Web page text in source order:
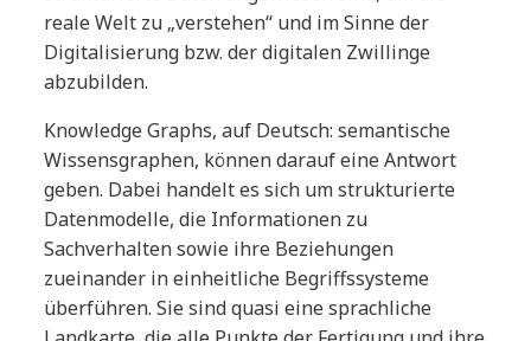
reale Welt zu „verstehen“ und im Sinne der
Digitalisierung bzw. der digitalen Zwillinge
abzubilden.
Knowledge Graphs, auf Deutsch: semantische
Wissensgraphen, können darauf eine Antwort
geben. Dabei handelt es sich um strukturierte
Datenmodelle, die Informationen zu
Sachverhalten sowie ihre Beziehungen
zueinander in einheitliche Begriffssysteme
überführen. Sie sind quasi eine sprachliche